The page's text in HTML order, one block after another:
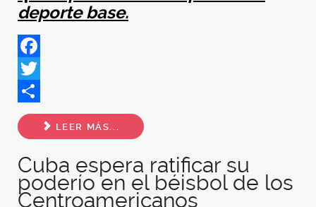
deporte base.
Facebook
Twitter
Share
LEER MÁS...
Cuba espera ratificar su
poderío en el béisbol de los
Centroamericanos